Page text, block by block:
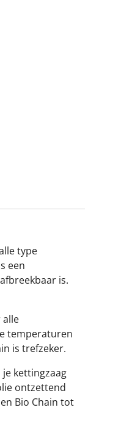
type
een
is.
alle
temperaturen
is trefzeker.
kettingzaag
ontzettend
Bio Chain tot